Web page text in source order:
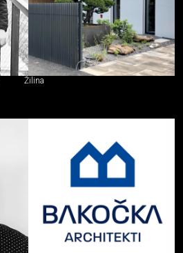
Žilina